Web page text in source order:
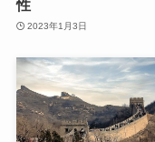
性
2023年1月3日